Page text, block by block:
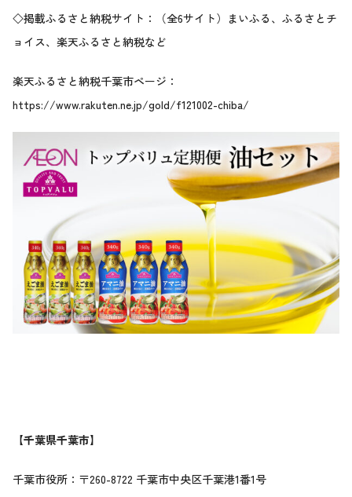
◇掲載ふるさと納税サイト：（全6サイト）まいふる、ふるさとチ
ョイス、楽天ふるさと納税など
楽天ふるさと納税千葉市ページ：
https://www.rakuten.ne.jp/gold/f121002-chiba/
【千葉県千葉市】
千葉市役所：〒260-8722 千葉市中央区千葉港1番1号